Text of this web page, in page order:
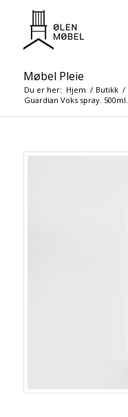
Møbel Pleie
Du er her: Hjem / Butikk /
Guardian Voks spray. 500ml.